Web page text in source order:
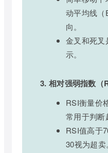
动平均线（
向。
金叉和死叉
示。
3. 相对强弱指数（
RSI衡量价
常用于判断
RSI值高于
30视为超卖。